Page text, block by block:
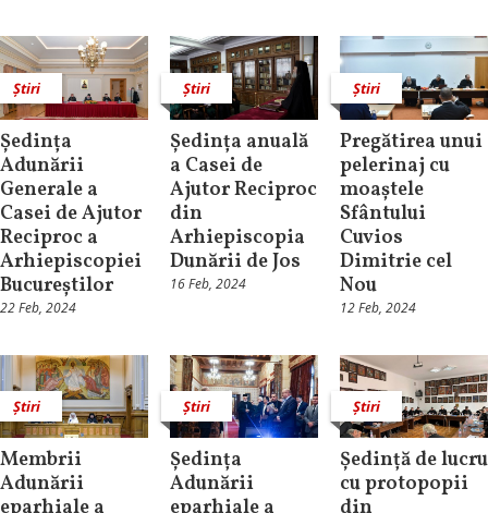
Știri
Ședința
Adunării
Generale a
Casei de Ajutor
Reciproc a
Arhiepiscopiei
Bucureștilor
22 Feb, 2024
Știri
Ședința anuală
a Casei de
Ajutor Reciproc
din
Arhiepiscopia
Dunării de Jos
16 Feb, 2024
Știri
Pregătirea unui
pelerinaj cu
moaștele
Sfântului
Cuvios
Dimitrie cel
Nou
12 Feb, 2024
Știri
Membrii
Adunării
Știri
Ședința
Adunării
Știri
Ședință de lucru
cu protopopii